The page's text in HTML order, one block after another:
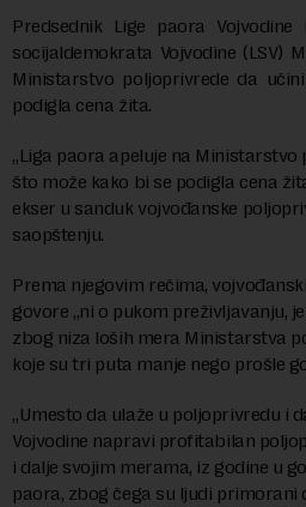
Predsednik Lige paora
socijaldemokrata Vojvodine (LSV)
Ministarstvo poljoprivrede da
podigla cena žita.
„Liga paora apeluje na Ministarstvo
što može kako bi se podigla cena
ekser u sanduk vojvođanske
saopštenju.
Prema njegovim rečima,
govore „ni o pukom preživljavanju,
zbog niza loših mera Ministarstva
koje su tri puta manje nego prošle
„Umesto da ulaže u poljoprivredu i
Vojvodine napravi profitabilan
i dalje svojim merama, iz godine u
paora, zbog čega su ljudi primorani